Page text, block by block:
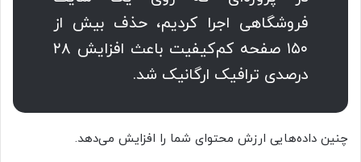
فروشگاهی اجرا کردیم، حذف بیش از
۱۵۰ صفحه کم‌کیفیت باعث افزایش ۲۸
درصدی ترافیک ارگانیک شد.
چنین داده‌هایی ارزش محتوای شما را افزایش می‌دهد.